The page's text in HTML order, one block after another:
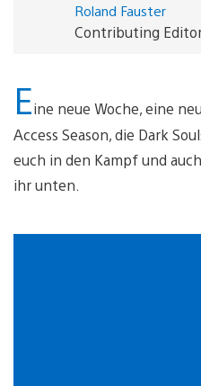
Roland Fauster
Contributing
Eine neue Woche, eine
Access Season, die Dark
euch in den Kampf und
ihr unten.